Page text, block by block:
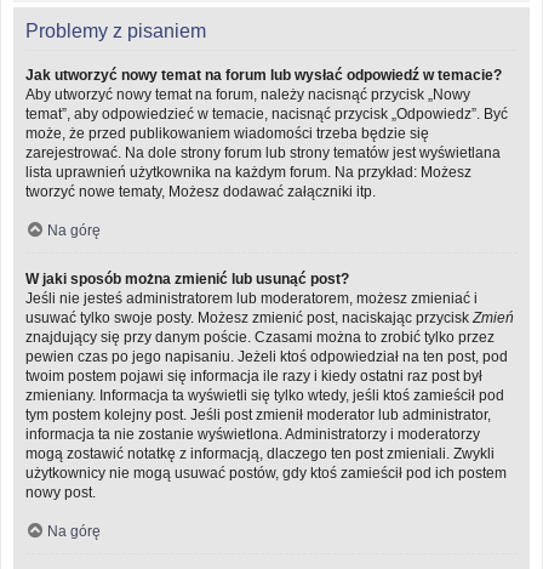
Problemy z pisaniem
Jak utworzyć nowy temat na forum lub wysłać odpowiedź w temacie?
Aby utworzyć nowy temat na forum, należy nacisnąć przycisk „Nowy
temat”, aby odpowiedzieć w temacie, nacisnąć przycisk „Odpowiedz”. Być
może, że przed publikowaniem wiadomości trzeba będzie się
zarejestrować. Na dole strony forum lub strony tematów jest wyświetlana
lista uprawnień użytkownika na każdym forum. Na przykład: Możesz
tworzyć nowe tematy, Możesz dodawać załączniki itp.
Na górę
W jaki sposób można zmienić lub usunąć post?
Jeśli nie jesteś administratorem lub moderatorem, możesz zmieniać i
usuwać tylko swoje posty. Możesz zmienić post, naciskając przycisk Zmień
znajdujący się przy danym poście. Czasami można to zrobić tylko przez
pewien czas po jego napisaniu. Jeżeli ktoś odpowiedział na ten post, pod
twoim postem pojawi się informacja ile razy i kiedy ostatni raz post był
zmieniany. Informacja ta wyświetli się tylko wtedy, jeśli ktoś zamieścił pod
tym postem kolejny post. Jeśli post zmienił moderator lub administrator,
informacja ta nie zostanie wyświetlona. Administratorzy i moderatorzy
mogą zostawić notatkę z informacją, dlaczego ten post zmieniali. Zwykli
użytkownicy nie mogą usuwać postów, gdy ktoś zamieścił pod ich postem
nowy post.
Na górę